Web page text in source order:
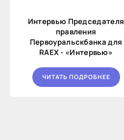
Интервью Председателя
правления
Первоуральскбанка для
RAEX - «Интервью»
ЧИТАТЬ ПОДРОБНЕЕ